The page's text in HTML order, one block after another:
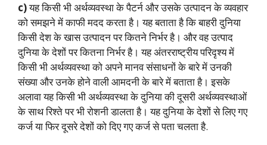
c)यह किसी भी अर्थव्यवस्था के पैटर्न और उसके उत्पादन के व्यवहार
को समझने में काफी मदद करता है। यह बताता है कि बाहरी दुनिया
किसी देश के खास उत्पादन पर कितने निर्भर है। और वह उत्पाद
दुनिया के देशों पर कितना निर्भर है। यह अंतरराष्ट्रीय परिदृश्य में
किसी भी अर्थव्यवस्था को अपने मानव संसाधनों के बारे में उनकी
संख्या और उनके होने वाली आमदनी के बारे में बताता है। इसके
अलावा यह किसी भी अर्थव्यवस्था के दुनिया की दूसरी अर्थव्यवस्थाओं
के साथ रिश्ते पर भी रोशनी डालता है। यह दुनिया के देशों से लिए गए
कर्ज या फिर दूसरे देशों को दिए गए कर्ज से पता चलता है.